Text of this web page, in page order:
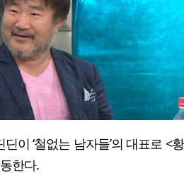
이 ‘철없는 남자들’의 대표로 <황
한다.